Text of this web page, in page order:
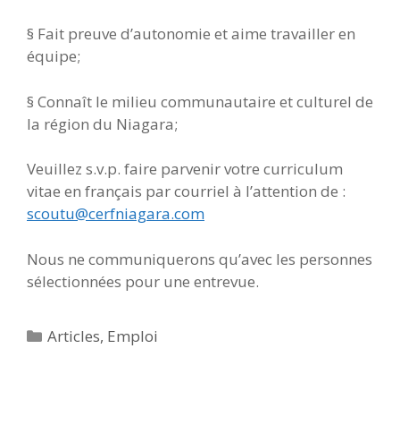
§ Fait preuve d’autonomie et aime travailler en
équipe;
§ Connaît le milieu communautaire et culturel de
la région du Niagara;
Veuillez s.v.p. faire parvenir votre curriculum
vitae en français par courriel à l’attention de :
scoutu@cerfniagara.com
Nous ne communiquerons qu’avec les personnes
sélectionnées pour une entrevue.
Catégories
Articles, Emploi